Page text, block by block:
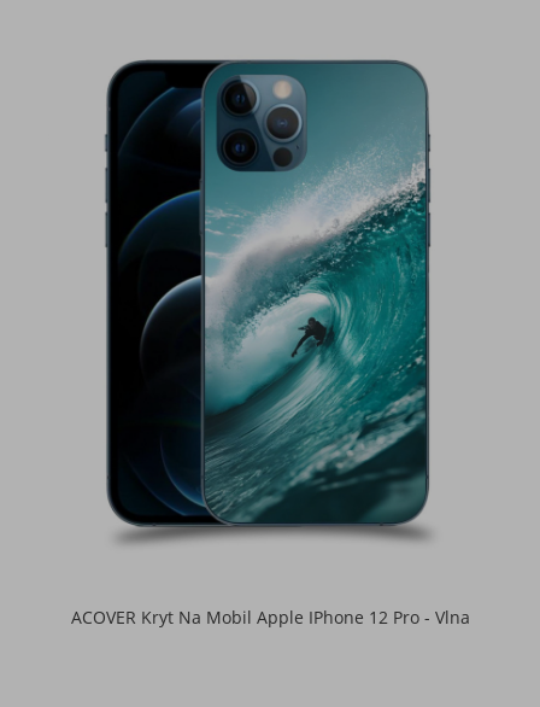
ACOVER Kryt Na Mobil Apple IPhone 12 Pro - Vlna